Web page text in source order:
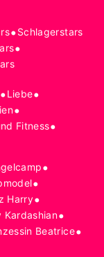
•Schlagerstars
•
•Liebe•
•
Fitness•
•
•
Harry•
Kardashian•
Beatrice•